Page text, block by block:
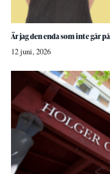
Är jag den enda som inte går
12 juni, 2026